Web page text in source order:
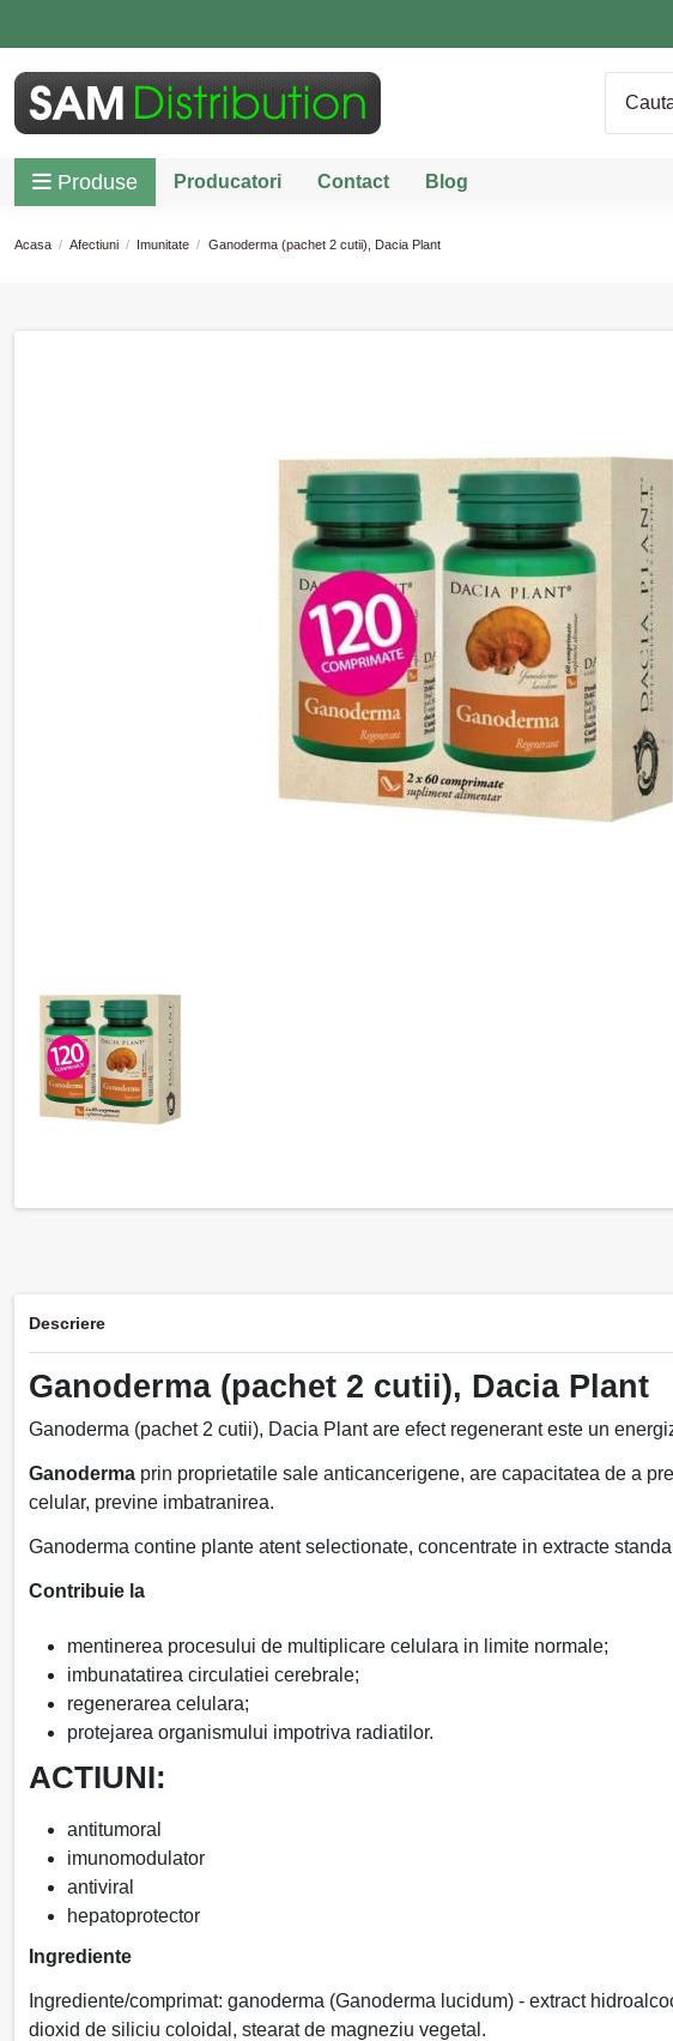
Produse Producatori Contact Blog
Acasa Afectiuni Imunitate Ganoderma (pachet 2 cutii), Dacia Plant
Descriere
Ganoderma (pachet 2 cutii), Dacia Plant
Ganoderma (pachet 2 cutii), Dacia Plant are efect regenerant este un
Ganoderma prin proprietatile sale anticancerigene, are capacitatea de a
celular, previne imbatranirea.
Ganoderma contine plante atent selectionate, concentrate in extracte
Contribuie la
mentinerea procesului de multiplicare celulara in limite normale;
imbunatatirea circulatiei cerebrale;
regenerarea celulara;
protejarea organismului impotriva radiatilor.
ACTIUNI:
antitumoral
imunomodulator
antiviral
hepatoprotector
Ingrediente
Ingrediente/comprimat: ganoderma (Ganoderma lucidum) - extract
dioxid de siliciu coloidal, stearat de magneziu vegetal.